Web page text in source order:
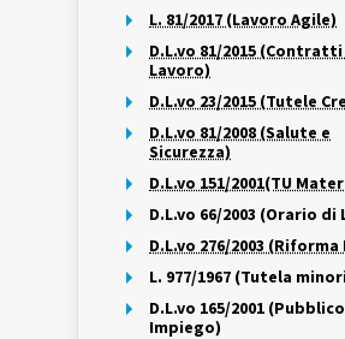
L. 81/2017 (Lavoro Agile)
D.L.vo 81/2015
Lavoro)
D.L.vo 23/2015 (Tutele
D.L.vo 81/2008 (Salute e
Sicurezza)
D.L.vo 151/2001(TU
D.L.vo 66/2003 (Orario di
D.L.vo 276/2003
L. 977/1967 (Tutela
D.L.vo 165/2001 (Pubblico
Impiego)